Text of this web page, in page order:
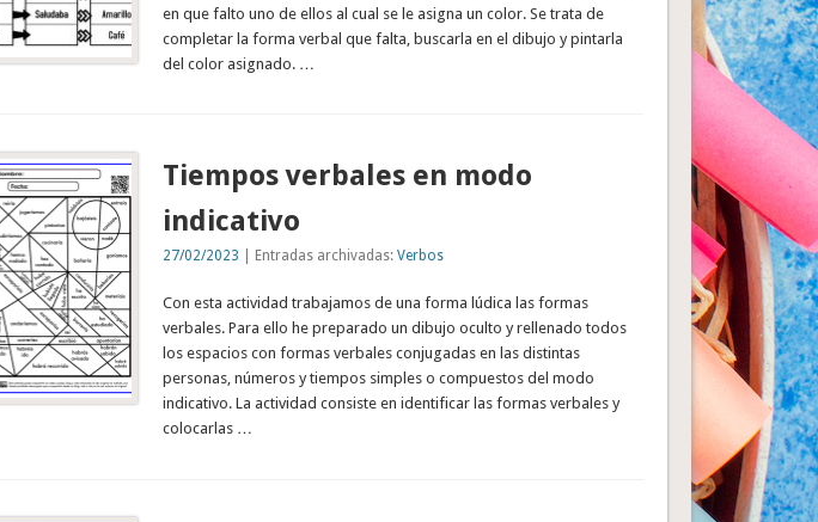
en que falto uno de ellos al cual se le asigna un color. Se trata de
completar la forma verbal que falta, buscarla en el dibujo y pintarla
del color asignado. …
Tiempos verbales en modo
indicativo
27/02/2023 | Entradas archivadas: Verbos
Con esta actividad trabajamos de una forma lúdica las formas
verbales. Para ello he preparado un dibujo oculto y rellenado todos
los espacios con formas verbales conjugadas en las distintas
personas, números y tiempos simples o compuestos del modo
indicativo. La actividad consiste en identificar las formas verbales y
colocarlas …